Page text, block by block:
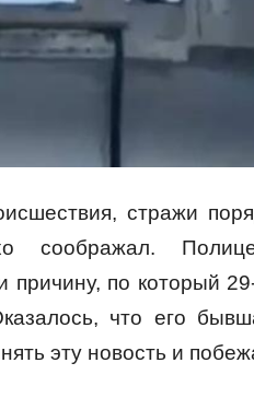
стражи
причину, по который
что его
эту новость и